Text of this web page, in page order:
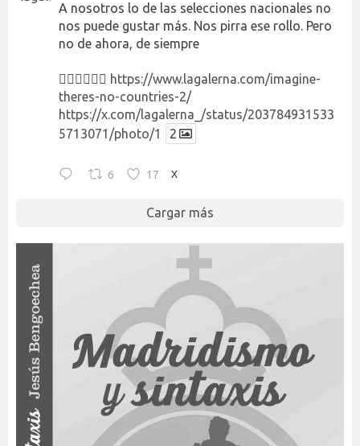
A nosotros lo de las selecciones nacionales no
nos puede gustar más. Nos pirra ese rollo. Pero
no de ahora, de siempre
👉🏻👉🏻👉🏻 https://www.lagalerna.com/imagine-
theres-no-countries-2/
https://x.com/lagalerna_/status/203784931533
5713071/photo/1
2
6 17 X
Cargar más